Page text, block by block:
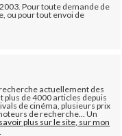
Pour toute demande de
ou pour tout envoi de
actuellement des
de 4000 articles depuis
de cinéma, plusieurs prix
de recherche... Un
plus sur le site, sur mon